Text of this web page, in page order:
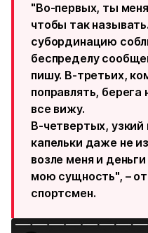
"Во-первых, ты
чтобы так
субординацию
беспределу
пишу. В-третьих,
поправлять, берега
все вижу.
В-четвертых, узкий
капельки даже не
возле меня и
мою сущность", –
спортсмен.